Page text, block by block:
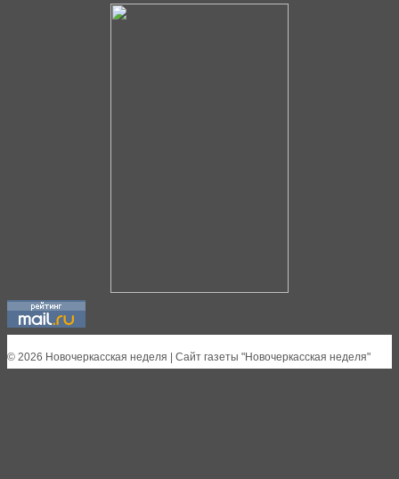
© 2026 Новочеркасская неделя | Сайт газеты "Новочеркасская неделя"